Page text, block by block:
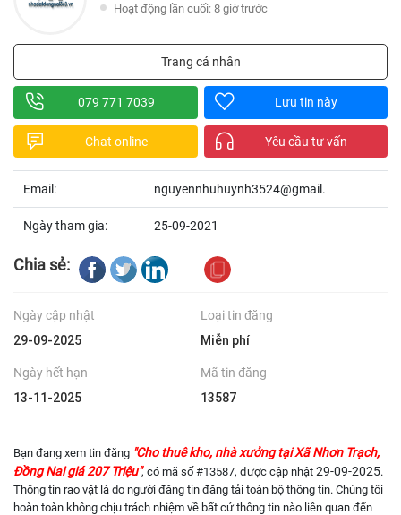
Hoạt động lần cuối: 8 giờ trước
Trang cá nhân
079 771 7039 Lưu tin này
Chat online Yêu cầu tư vấn
Email: nguyennhuhuynh3524@gmail.
Ngày tham gia: 25-09-2021
Chia sẻ:
Ngày cập nhật
29-09-2025
Loại tin đăng
Miễn phí
Ngày hết hạn
13-11-2025
Mã tin đăng
13587
Bạn đang xem tin đăng "Cho thuê kho, nhà xưởng tại Xã Nhơn Trạch,
Đồng Nai giá 207 Triệu", có mã số #13587, được cập nhật 29-09-2025.
Thông tin rao vặt là do người đăng tin đăng tải toàn bộ thông tin. Chúng tôi
hoàn toàn không chịu trách nhiệm về bất cứ thông tin nào liên quan đến